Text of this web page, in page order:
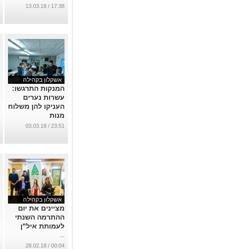
17:38 / 13.03.18
אשקלון בקהילה
המנקות התרגשו:
עשרות נערים
העניקו להן משלוח
מנות
...
23:51 / 03.03.18
אשקלון בקהילה
מציינים את יום
ההתרמה השנתי
לעמותת איל"ן
...
00:04 / 28.02.18